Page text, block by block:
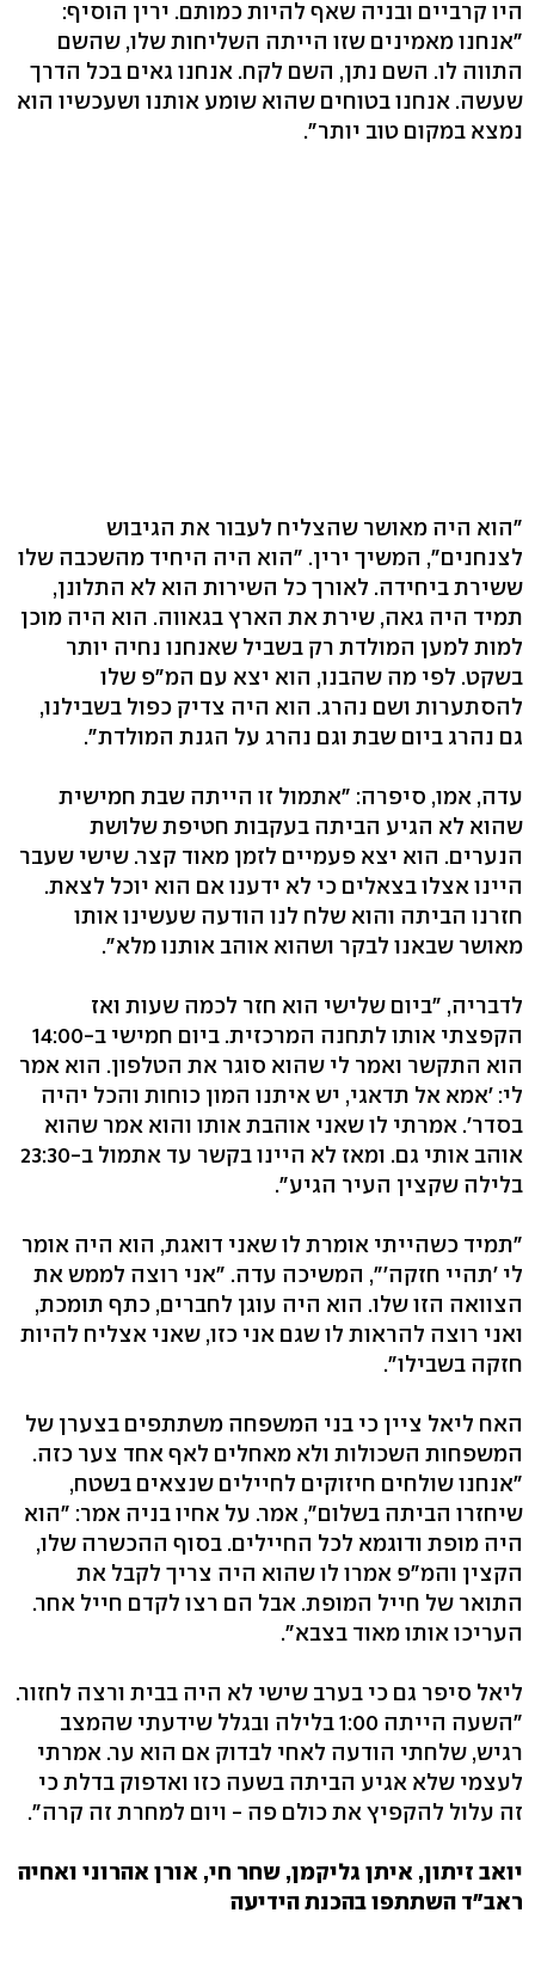
היו קרביים ובניה שאף להיות כמותם. ירין הוסיף:
"אנחנו מאמינים שזו הייתה השליחות שלו, שהשם
התווה לו. השם נתן, השם לקח. אנחנו גאים בכל הדרך
שעשה. אנחנו בטוחים שהוא שומע אותנו ושעכשיו הוא
נמצא במקום טוב יותר".
"הוא היה מאושר שהצליח לעבור את הגיבוש
לצנחנים", המשיך ירין. "הוא היה היחיד מהשכבה שלו
ששירת ביחידה. לאורך כל השירות הוא לא התלונן,
תמיד היה גאה, שירת את הארץ בגאווה. הוא היה מוכן
למות למען המולדת רק בשביל שאנחנו נחיה יותר
בשקט. לפי מה שהבנו, הוא יצא עם המ"פ שלו
להסתערות ושם נהרג. הוא היה צדיק כפול בשבילנו,
גם נהרג ביום שבת וגם נהרג על הגנת המולדת".
עדה, אמו, סיפרה: "אתמול זו הייתה שבת חמישית
שהוא לא הגיע הביתה בעקבות חטיפת שלושת
הנערים. הוא יצא פעמיים לזמן מאוד קצר. שישי שעבר
היינו אצלו בצאלים כי לא ידענו אם הוא יוכל לצאת.
חזרנו הביתה והוא שלח לנו הודעה שעשינו אותו
מאושר שבאנו לבקר ושהוא אוהב אותנו מלא".
לדבריה, "ביום שלישי הוא חזר לכמה שעות ואז
הקפצתי אותו לתחנה המרכזית. ביום חמישי ב-14:00
הוא התקשר ואמר לי שהוא סוגר את הטלפון. הוא אמר
לי: 'אמא אל תדאגי, יש איתנו המון כוחות והכל יהיה
בסדר'. אמרתי לו שאני אוהבת אותו והוא אמר שהוא
אוהב אותי גם. ומאז לא היינו בקשר עד אתמול ב-23:30
בלילה שקצין העיר הגיע".
"תמיד כשהייתי אומרת לו שאני דואגת, הוא היה אומר
לי 'תהיי חזקה'", המשיכה עדה. "אני רוצה לממש את
הצוואה הזו שלו. הוא היה עוגן לחברים, כתף תומכת,
ואני רוצה להראות לו שגם אני כזו, שאני אצליח להיות
חזקה בשבילו".
האח ליאל ציין כי בני המשפחה משתתפים בצערן של
המשפחות השכולות ולא מאחלים לאף אחד צער כזה.
"אנחנו שולחים חיזוקים לחיילים שנצאים בשטח,
שיחזרו הביתה בשלום", אמר. על אחיו בניה אמר: "הוא
היה מופת ודוגמא לכל החיילים. בסוף ההכשרה שלו,
הקצין והמ"פ אמרו לו שהוא היה צריך לקבל את
התואר של חייל המופת. אבל הם רצו לקדם חייל אחר.
העריכו אותו מאוד בצבא".
ליאל סיפר גם כי בערב שישי לא היה בבית ורצה לחזור.
"השעה הייתה 1:00 בלילה ובגלל שידעתי שהמצב
רגיש, שלחתי הודעה לאחי לבדוק אם הוא ער. אמרתי
לעצמי שלא אגיע הביתה בשעה כזו ואדפוק בדלת כי
זה עלול להקפיץ את כולם פה - ויום למחרת זה קרה".
יואב זיתון, איתן גליקמן, שחר חי, אורן אהרוני ואחיה
ראב"ד השתתפו בהכנת הידיעה